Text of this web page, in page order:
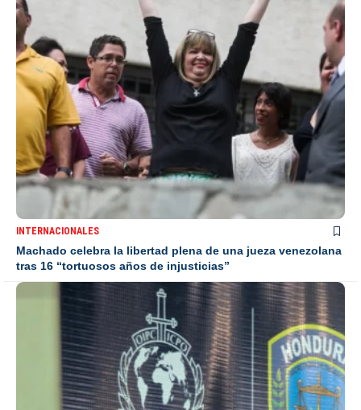
INTERNACIONALES
Machado celebra la libertad plena de una jueza venezolana
tras 16 “tortuosos años de injusticias”